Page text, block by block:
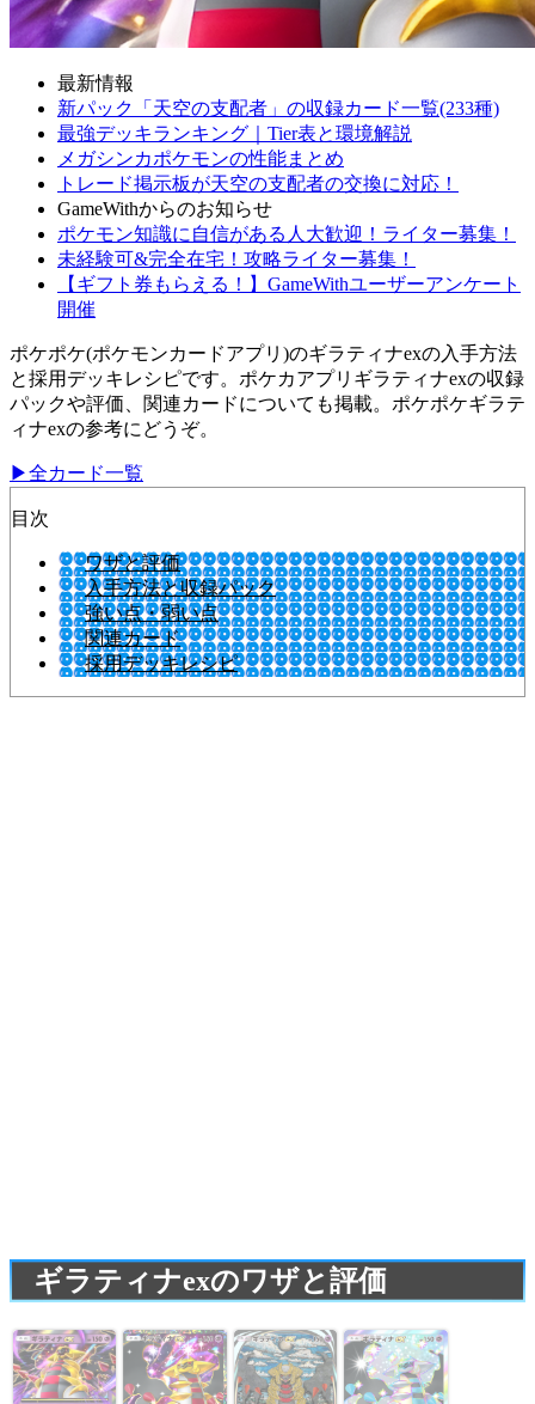
最新情報
新パック「天空の支配者」の収録カード一覧(233種)
最強デッキランキング｜Tier表と環境解説
メガシンカポケモンの性能まとめ
トレード掲示板が天空の支配者の交換に対応！
GameWithからのお知らせ
ポケモン知識に自信がある人大歓迎！ライター募集！
未経験可&完全在宅！攻略ライター募集！
【ギフト券もらえる！】GameWithユーザーアンケート
開催
ポケポケ(ポケモンカードアプリ)のギラティナexの入手方法
と採用デッキレシピです。ポケカアプリギラティナexの収録
パックや評価、関連カードについても掲載。ポケポケギラテ
ィナexの参考にどうぞ。
▶全カード一覧
目次
ワザと評価
入手方法と収録パック
強い点・弱い点
関連カード
採用デッキレシピ
ギラティナexのワザと評価